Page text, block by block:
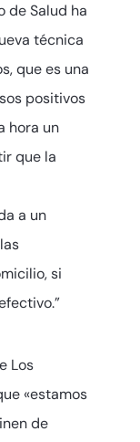
de Salud ha
técnica
que es una
positivos
hora un
que la
a un
si
Los
«estamos
de